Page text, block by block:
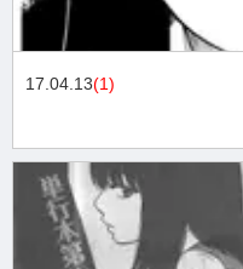
17.04.13(1)